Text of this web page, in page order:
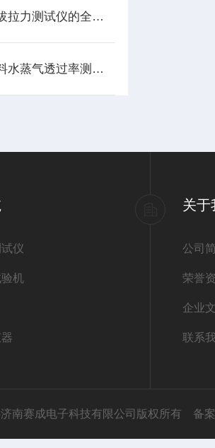
软橡胶瓶塞拔拉力测试仪的全面解析
屋顶防水材料水蒸气透过率测试仪的应用
仪
机
关于
公司
荣誉
企业
联系
南赛成电子科技有限公司版权所有 备